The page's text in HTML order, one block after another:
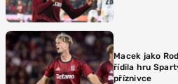
Macek jako
řídila hru
příznivce